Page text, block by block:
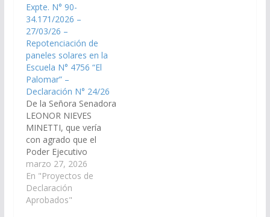
31762/23, y; por las
razones que dará el…
Expte. N° 90-
34.171/2026 –
27/03/26 –
Repotenciación de
paneles solares en la
Escuela N° 4756 “El
Palomar” –
Declaración N° 24/26
De la Señora Senadora
LEONOR NIEVES
MINETTI, que vería
con agrado que el
Poder Ejecutivo
Provincial, a través del
Ministerio de
Educación y Cultura y
de los organismos
marzo 27, 2026
En "Proyectos de
Declaración
Aprobados"